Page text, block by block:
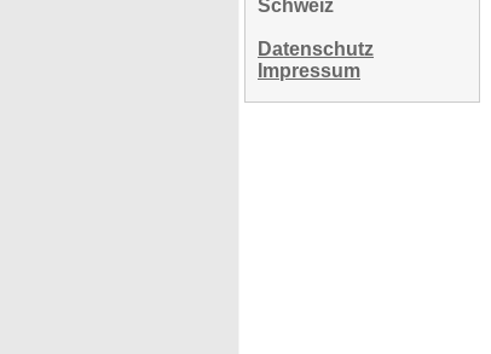
Schweiz
Datenschutz
Impressum